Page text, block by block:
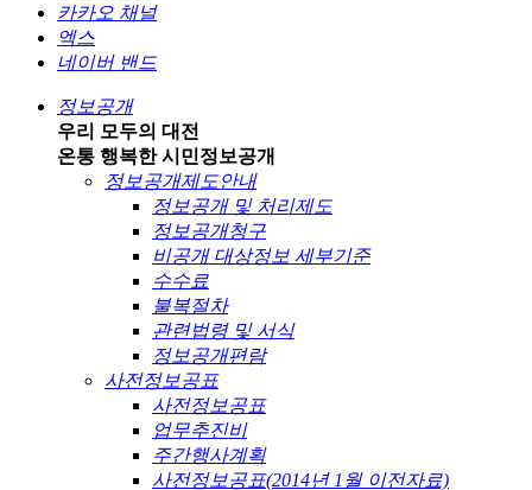
카카오 채널
엑스
네이버 밴드
정보공개
우리 모두의 대전
온통 행복한 시민정보공개
정보공개제도안내
정보공개 및 처리제도
정보공개청구
비공개 대상정보 세부기준
수수료
불복절차
관련법령 및 서식
정보공개편람
사전정보공표
사전정보공표
업무추진비
주간행사계획
사전정보공표(2014년 1월 이전자료)